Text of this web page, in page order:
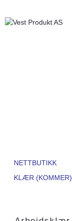
NETTBUTIKK
KLÆR (KOMMER)